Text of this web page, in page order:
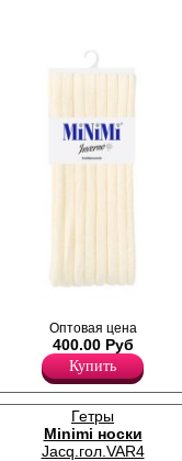
480den с рисунком "лапша",
мягкие и теплые.
Акрил 75%
Полиамид 14%
Шерсть 10%
Эластан 1%
Оптовая цена
400.00 Руб
Купить
Гетры
Minimi носки
Jacq.гол.VAR4